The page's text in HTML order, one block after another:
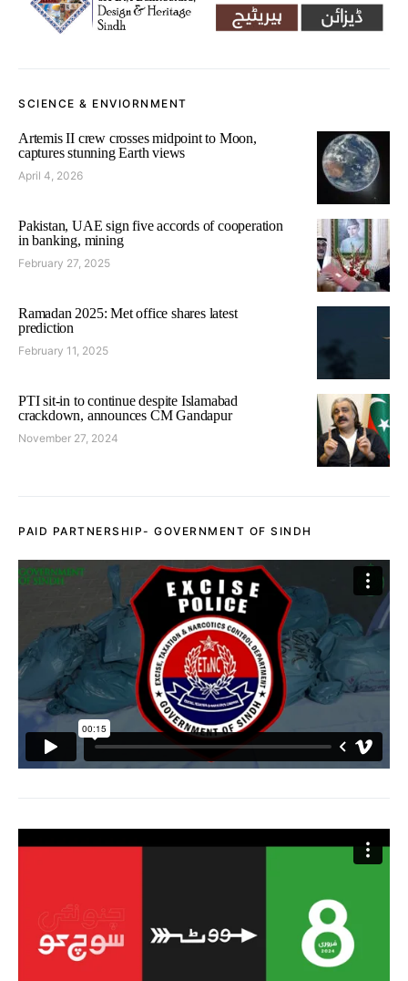
SCIENCE & ENVIORNMENT
Artemis II crew crosses midpoint to Moon,
captures stunning Earth views
April 4, 2026
Pakistan, UAE sign five accords of cooperation
in banking, mining
February 27, 2025
Ramadan 2025: Met office shares latest
prediction
February 11, 2025
PTI sit-in to continue despite Islamabad
crackdown, announces CM Gandapur
November 27, 2024
PAID PARTNERSHIP- GOVERNMENT OF SINDH